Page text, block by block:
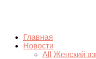
Главная
Новости
All
Женский